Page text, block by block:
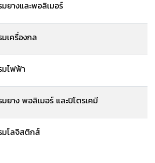
ยางและพอลิเมอร์
เครื่องกล
ไฟฟ้า
ยาง พอลิเมอร์ และปิโตรเคมี
โลจิสติกส์